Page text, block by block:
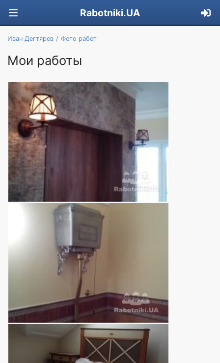
Rabotniki.UA
Иван Дегтярев Фото работ
Мои работы